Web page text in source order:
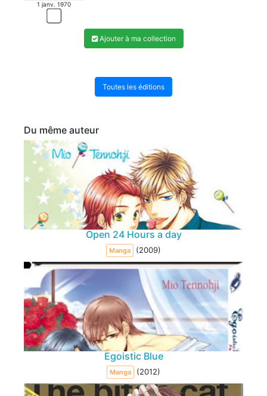
1 janv. 1970
Ajouter à ma collection
Toutes les éditions
Du même auteur
Open 24 Hours a day
Manga (2009)
Egoistic Blue
Manga (2012)